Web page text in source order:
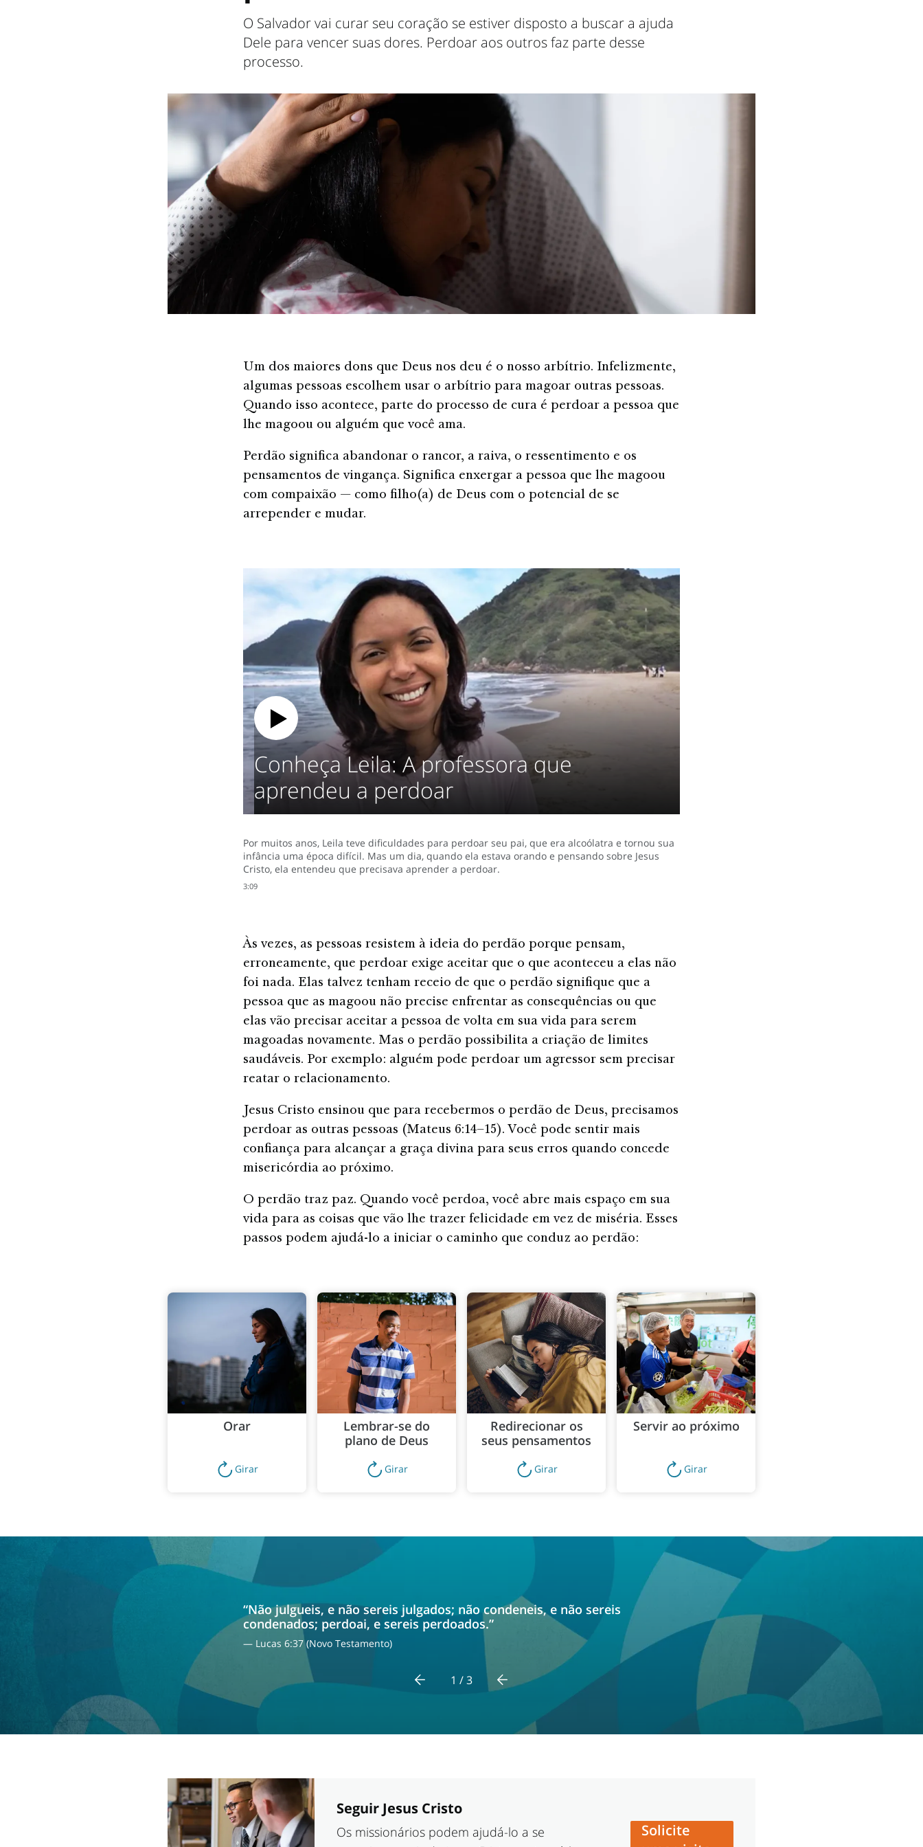
O Salvador vai curar seu coração se estiver disposto a buscar a ajuda
Dele para vencer suas dores. Perdoar aos outros faz parte desse
processo.
Um dos maiores dons que Deus nos deu é o nosso arbítrio. Infelizmente,
algumas pessoas escolhem usar o arbítrio para magoar outras pessoas.
Quando isso acontece, parte do processo de cura é perdoar a pessoa que
lhe magoou ou alguém que você ama.
Perdão significa abandonar o rancor, a raiva, o ressentimento e os
pensamentos de vingança. Significa enxergar a pessoa que lhe magoou
com compaixão — como filho(a) de Deus com o potencial de se
arrepender e mudar.
Conheça Leila: A professora que
aprendeu a perdoar
Por muitos anos, Leila teve dificuldades para perdoar seu pai, que era alcoólatra e tornou sua
infância uma época difícil. Mas um dia, quando ela estava orando e pensando sobre Jesus
Cristo, ela entendeu que precisava aprender a perdoar.
3:09
Às vezes, as pessoas resistem à ideia do perdão porque pensam,
erroneamente, que perdoar exige aceitar que o que aconteceu a elas não
foi nada. Elas talvez tenham receio de que o perdão signifique que a
pessoa que as magoou não precise enfrentar as consequências ou que
elas vão precisar aceitar a pessoa de volta em sua vida para serem
magoadas novamente. Mas o perdão possibilita a criação de limites
saudáveis. Por exemplo: alguém pode perdoar um agressor sem precisar
reatar o relacionamento.
Jesus Cristo ensinou que para recebermos o perdão de Deus, precisamos
perdoar as outras pessoas (Mateus 6:14–15). Você pode sentir mais
confiança para alcançar a graça divina para seus erros quando concede
misericórdia ao próximo.
O perdão traz paz. Quando você perdoa, você abre mais espaço em sua
vida para as coisas que vão lhe trazer felicidade em vez de miséria. Esses
passos podem ajudá-lo a iniciar o caminho que conduz ao perdão:
Orar
Girar
Lembrar-se do
plano de Deus
Girar
Redirecionar os
seus pensamentos
Girar
Servir ao próximo
Girar
“Não julgueis, e não sereis julgados; não condeneis, e não sereis
condenados; perdoai, e sereis perdoados.”
— Lucas 6:37 (Novo Testamento)
1 / 3
Seguir Jesus Cristo
Os missionários podem ajudá-lo a se
Solicite